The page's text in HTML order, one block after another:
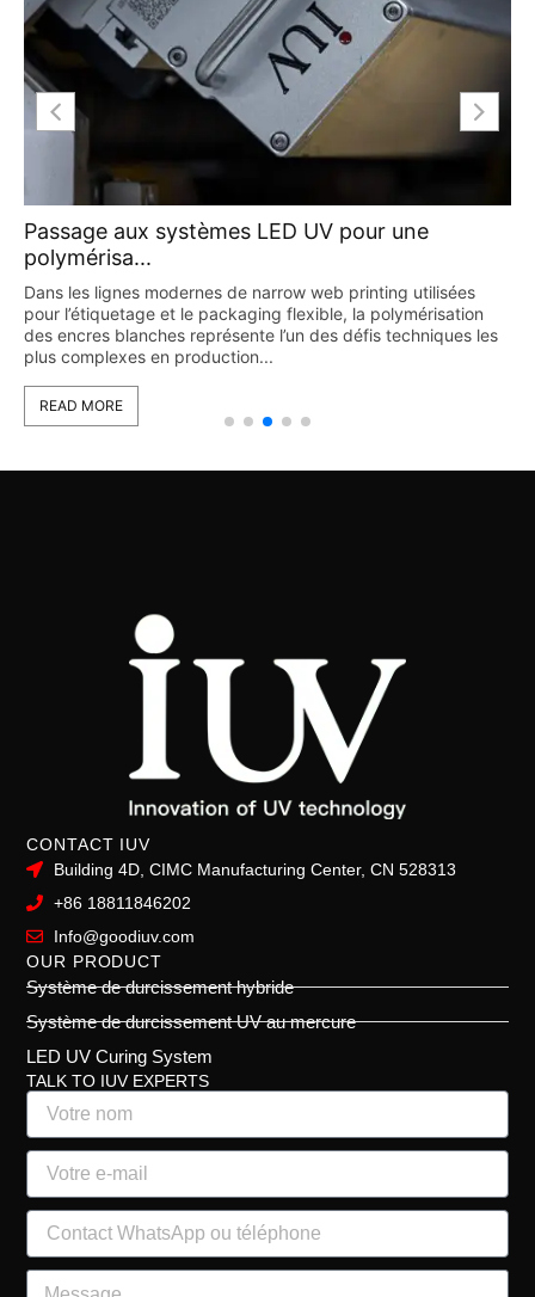
Passage aux systèmes LED UV pour une
polymérisa...
Dans les lignes modernes de narrow web printing utilisées
pour l’étiquetage et le packaging flexible, la polymérisation
des encres blanches représente l’un des défis techniques les
plus complexes en production...
READ MORE
CONTACT IUV
Building 4D, CIMC Manufacturing Center, CN 528313
+86 18811846202
Info@goodiuv.com
OUR PRODUCT
Système de durcissement hybride
Système de durcissement UV au mercure
LED UV Curing System
TALK TO IUV EXPERTS